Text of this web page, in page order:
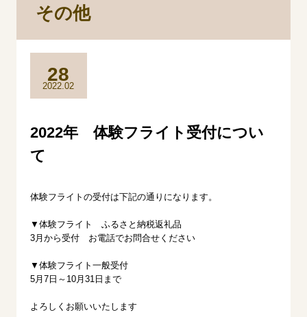
その他
28
2022.02
2022年 体験フライト受付につい
て
体験フライトの受付は下記の通りになります。
▼体験フライト ふるさと納税返礼品
3月から受付 お電話でお問合せください
▼体験フライト一般受付
5月7日～10月31日まで
よろしくお願いいたします